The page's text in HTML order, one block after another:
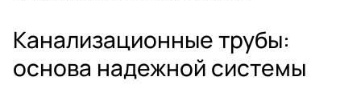
Канализационные трубы:
основа надежной системы